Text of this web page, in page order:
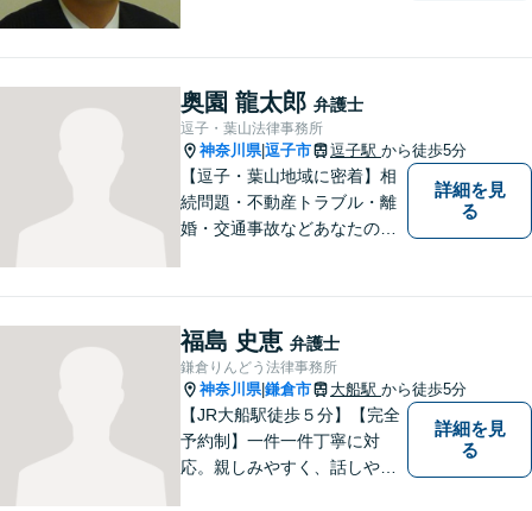
ど、幅広く対応可能。【明確
な料金体系】１件１件ていね
いに対応させて頂きます。ご
連絡ください。
奥園 龍太郎 弁護士
逗子・葉山法律事務所
神奈川県|逗子市 逗子駅 から徒歩5分
【逗子・葉山地域に密着】相
続問題・不動産トラブル・離
婚・交通事故などあなたの困
詳細を見
る
福島 史恵 弁護士
鎌倉りんどう法律事務所
神奈川県|鎌倉市 大船駅 から徒歩5分
【JR大船駅徒歩５分】【完全
予約制】一件一件丁寧に対
応。親しみやすく、話しやす
詳細を見
る